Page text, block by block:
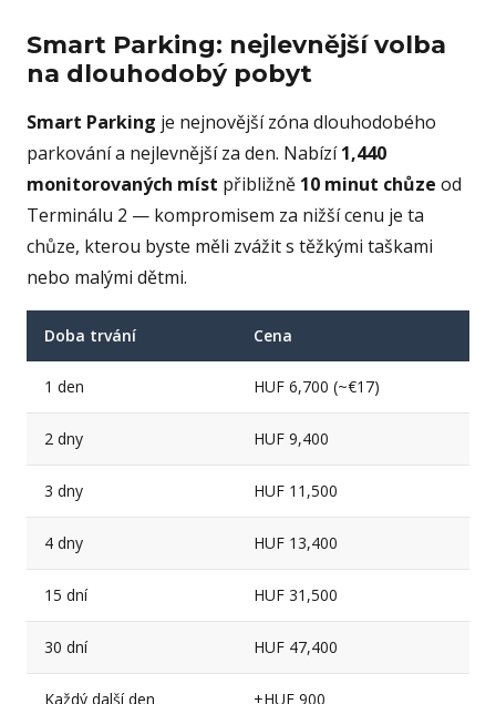
Smart Parking: nejlevnější volba
na dlouhodobý pobyt
Smart Parking je nejnovější zóna dlouhodobého
parkování a nejlevnější za den. Nabízí1,440
monitorovaných míst přibližně 10 minut chůze od
Terminálu 2 — kompromisem za nižší cenu je ta
chůze, kterou byste měli zvážit s těžkými taškami
nebo malými dětmi.
Doba trvání Cena
1 den HUF 6,700 (~€17)
2 dny HUF 9,400
3 dny HUF 11,500
4 dny HUF 13,400
15 dní HUF 31,500
30 dní HUF 47,400
Každý další den +HUF 900